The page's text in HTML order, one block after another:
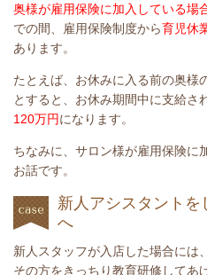
奥様が雇用保険に加入している場
での間、雇用保険制度から育児休
あります。
たとえば、お休みに入る前の奥様
とすると、お休み期間中に支給さ
120万円になります。
ちなみに、サロン様が雇用保険に
お話です。
新人アシスタント
へ
新人スタッフが入店した場合には
その方をきっちり教育研修してあ